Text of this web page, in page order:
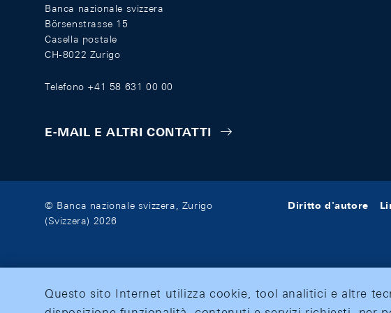
Banca nazionale svizzera
Börsenstrasse 15
Casella postale
CH-8022 Zurigo
Telefono +41 58 631 00 00
E-MAIL E ALTRI CONTATTI
© Banca nazionale svizzera, Zurigo
(Svizzera) 2026
Diritto d'autore
Questo sito Internet utilizza cookie, tool analitici e altre